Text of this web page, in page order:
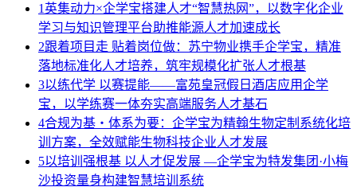
1 英集动力×企学宝搭建人才“智慧热网”，以数字化企业
学习与知识管理平台助推能源人才加速成长
2跟着项目走 贴着岗位做：苏宁物业携手企学宝，精准
落地标准化人才培养，筑牢规模化扩张人才根基
3以练代学 以赛提能——富苑皇冠假日酒店应用企学
宝，以学练赛一体夯实高端服务人才基石
4合规为基・体系为要：企学宝为精翰生物定制系统化培
训方案，全效赋能生物科技企业人才发展
5以培训强根基 以人才促发展 —企学宝为特发集团·小梅
沙投资量身构建智慧培训系统